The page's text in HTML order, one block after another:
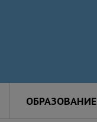
ОБРАЗОВАНИЕ